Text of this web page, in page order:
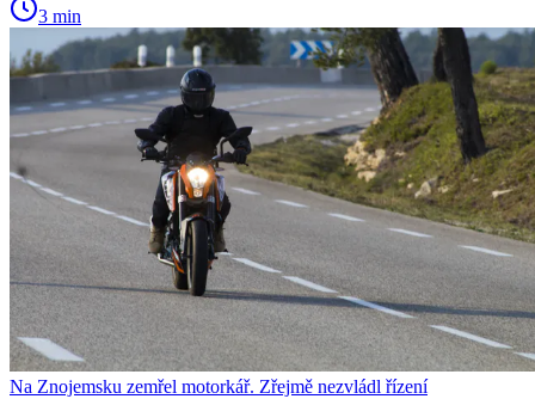
3 min
Na Znojemsku zemřel motorkář. Zřejmě nezvládl řízení